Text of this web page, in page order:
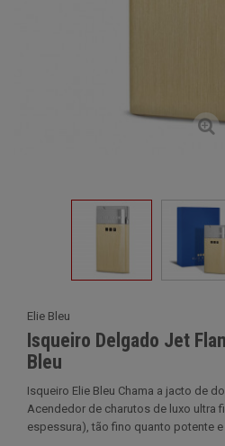
Elie Bleu
Isqueiro Delgado Jet
Bleu
Isqueiro Elie Bleu Chama a jacto de
Acendedor de charutos de luxo ultra
espessura), tão fino quanto potente e